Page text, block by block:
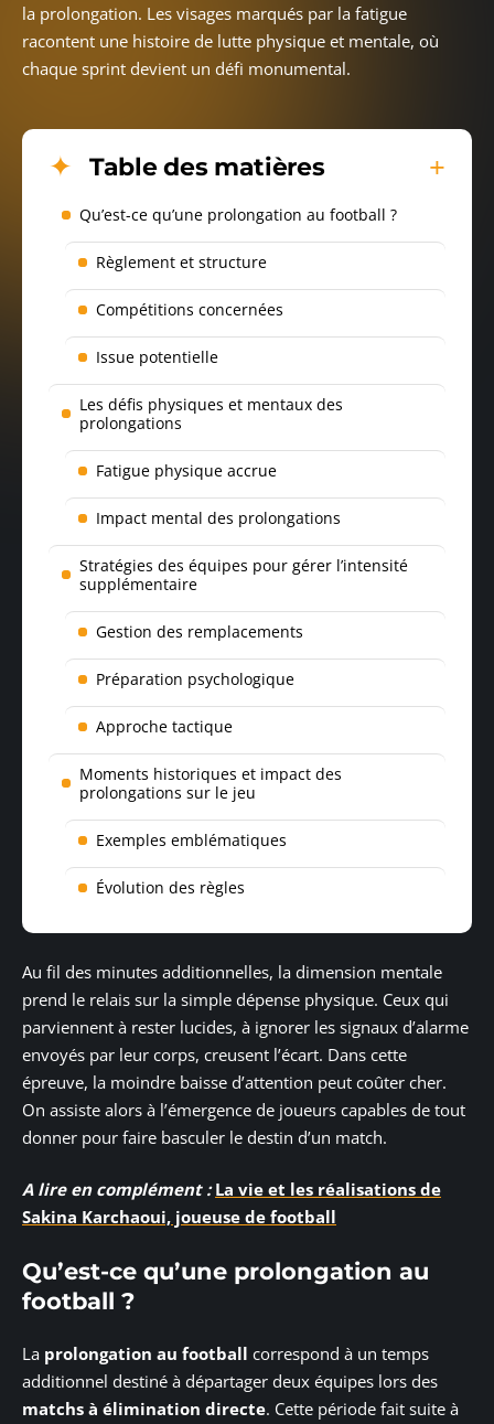
la prolongation. Les visages marqués par la fatigue
racontent une histoire de lutte physique et mentale, où
chaque sprint devient un défi monumental.
Table des matières
Qu’est-ce qu’une prolongation au football ?
Règlement et structure
Compétitions concernées
Issue potentielle
Les défis physiques et mentaux des
prolongations
Fatigue physique accrue
Impact mental des prolongations
Stratégies des équipes pour gérer l’intensité
supplémentaire
Gestion des remplacements
Préparation psychologique
Approche tactique
Moments historiques et impact des
prolongations sur le jeu
Exemples emblématiques
Évolution des règles
Au fil des minutes additionnelles, la dimension mentale
prend le relais sur la simple dépense physique. Ceux qui
parviennent à rester lucides, à ignorer les signaux d’alarme
envoyés par leur corps, creusent l’écart. Dans cette
épreuve, la moindre baisse d’attention peut coûter cher.
On assiste alors à l’émergence de joueurs capables de tout
donner pour faire basculer le destin d’un match.
A lire en complément : La vie et les réalisations de
Sakina Karchaoui, joueuse de football
Qu’est-ce qu’une prolongation au
football ?
La prolongation au football correspond à un temps
additionnel destiné à départager deux équipes lors des
matchs à élimination directe. Cette période fait suite à